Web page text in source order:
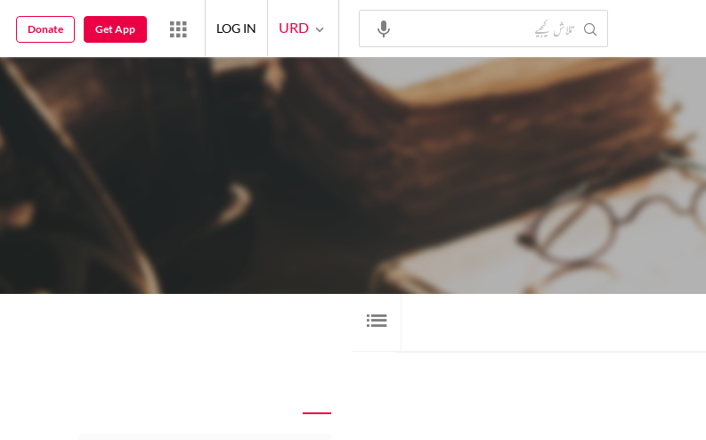
URD
LOG IN
Get App
Donate